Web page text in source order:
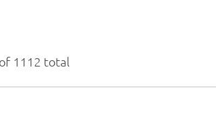
1112 total